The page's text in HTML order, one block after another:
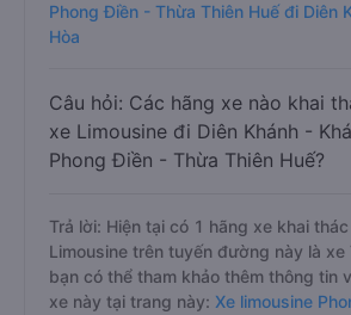
Phong Điền - Thừa Thiên Huế đi Diên
Hòa
Câu hỏi: Các hãng xe nào khai
xe Limousine đi Diên Khánh -
Phong Điền - Thừa Thiên Huế?
Trả lời: Hiện tại có 1 hãng xe khai
Limousine trên tuyến đường này là xe
bạn có thể tham khảo thêm thông tin
xe này tại trang này: Xe limousine